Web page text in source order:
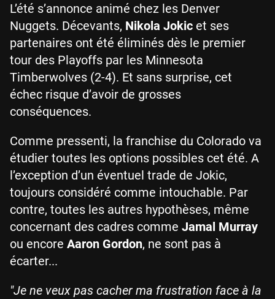
L’été s’annonce animé chez les Denver
Nuggets. Décevants, Nikola Jokic et ses
partenaires ont été éliminés dès le premier
tour des Playoffs par les Minnesota
Timberwolves (2-4). Et sans surprise, cet
échec risque d’avoir de grosses
conséquences.
Comme pressenti, la franchise du Colorado va
étudier toutes les options possibles cet été. A
l’exception d’un éventuel trade de Jokic,
toujours considéré comme intouchable. Par
contre, toutes les autres hypothèses, même
concernant des cadres comme Jamal Murray
ou encore Aaron Gordon, ne sont pas à
écarter...
"Je ne veux pas cacher ma frustration face à la